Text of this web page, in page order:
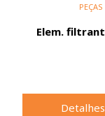
Elem.
Detalhes